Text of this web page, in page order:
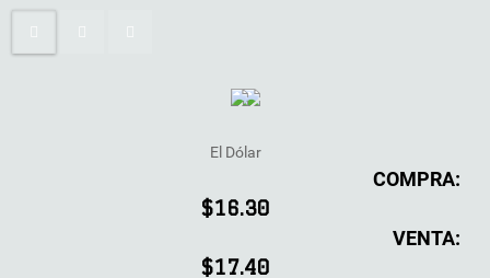
El Dólar
COMPRA:
$16.30
VENTA:
$17.40